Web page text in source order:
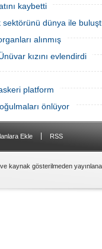
kaybetti
dünya ile
alınmış
kızını evlendirdi
platform
önlüyor
Ekle RSS
kaynak gösterilmeden